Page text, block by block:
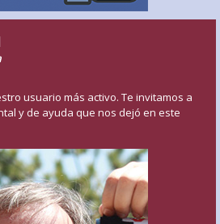
usuario más activo. Te invitamos a
y de ayuda que nos dejó en este